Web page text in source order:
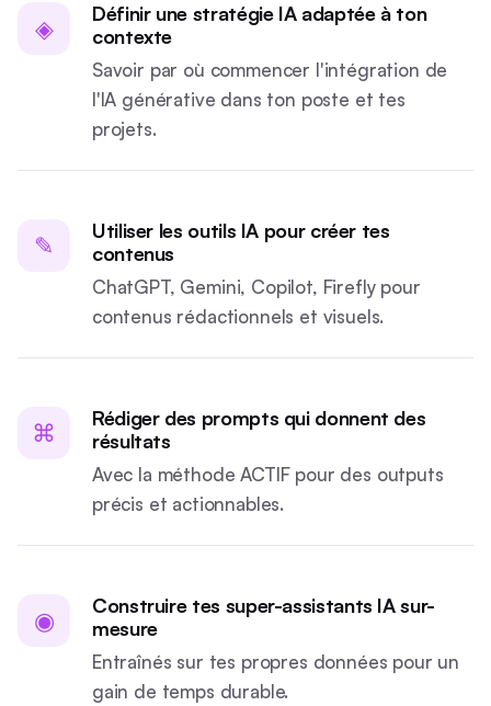
◈
Définir une stratégie IA adaptée à ton
contexte
Savoir par où commencer l'intégration de
l'IA générative dans ton poste et tes
projets.
✎
Utiliser les outils IA pour créer tes
contenus
ChatGPT, Gemini, Copilot, Firefly pour
contenus rédactionnels et visuels.
⌘
Rédiger des prompts qui donnent des
résultats
Avec la méthode ACTIF pour des outputs
précis et actionnables.
◉
Construire tes super-assistants IA sur-
mesure
Entraînés sur tes propres données pour un
gain de temps durable.